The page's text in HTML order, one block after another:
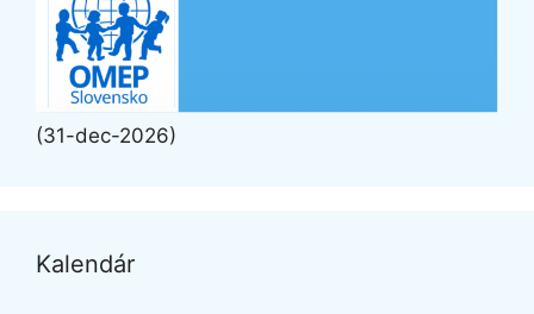
(31-dec-2026)
Kalendár